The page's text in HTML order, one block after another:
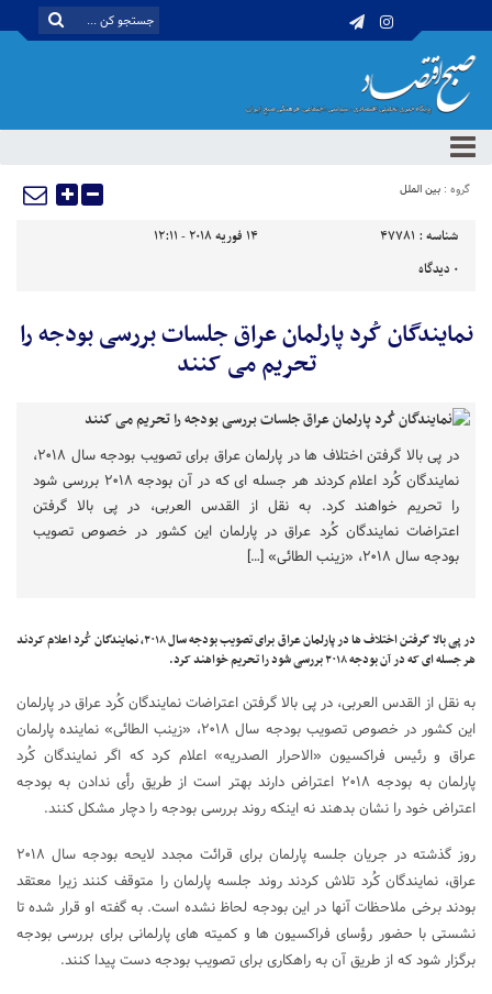
گروه : بین الملل
شناسه : 47781
14 فوریه 2018 - 12:11
0 دیدگاه
نمایندگان کُرد پارلمان عراق جلسات بررسی بودجه را
تحریم می کنند
در پی بالا گرفتن اختلاف ها در پارلمان عراق برای تصویب بودجه سال ۲۰۱۸،
نمایندگان کُرد اعلام کردند هر جسله ای که در آن بودجه ۲۰۱۸ بررسی شود
را تحریم خواهند کرد. به نقل از القدس العربی، در پی بالا گرفتن
اعتراضات نمایندگان کُرد عراق در پارلمان این کشور در خصوص تصویب
بودجه سال ۲۰۱۸، «زینب الطائی» […]
در پی بالا گرفتن اختلاف ها در پارلمان عراق برای تصویب بودجه سال ۲۰۱۸، نمایندگان کُرد اعلام کردند
هر جسله ای که در آن بودجه ۲۰۱۸ بررسی شود را تحریم خواهند کرد.
به نقل از القدس العربی، در پی بالا گرفتن اعتراضات نمایندگان کُرد عراق در پارلمان
این کشور در خصوص تصویب بودجه سال ۲۰۱۸، «زینب الطائی» نماینده پارلمان
عراق و رئیس فراکسیون «الاحرار الصدریه» اعلام کرد که اگر نمایندگان کُرد
پارلمان به بودجه ۲۰۱۸ اعتراض دارند بهتر است از طریق رأی ندادن به بودجه
اعتراض خود را نشان بدهند نه اینکه روند بررسی بودجه را دچار مشکل کنند.
روز گذشته در جریان جلسه پارلمان برای قرائت مجدد لایحه بودجه سال ۲۰۱۸
عراق، نمایندگان کُرد تلاش کردند روند جلسه پارلمان را متوقف کنند زیرا معتقد
بودند برخی ملاحظات آنها در این بودجه لحاظ نشده است. به گفته او قرار شده تا
نشستی با حضور رؤسای فراکسیون ها و کمیته های پارلمانی برای بررسی بودجه
برگزار شود که از طریق آن به راهکاری برای تصویب بودجه دست پیدا کنند.